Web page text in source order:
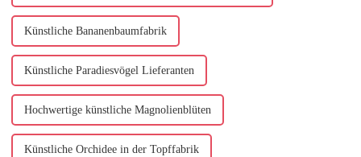
Künstliche Bananenbaumfabrik
Künstliche Paradiesvögel Lieferanten
Hochwertige künstliche Magnolienblüten
Künstliche Orchidee in der Topffabrik